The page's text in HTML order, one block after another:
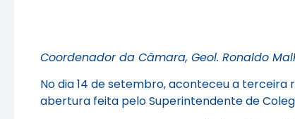
Coordenador da Câmara, Geol. Ronaldo
No dia 14 de setembro, aconteceu a terceira
abertura feita pelo Superintendente de